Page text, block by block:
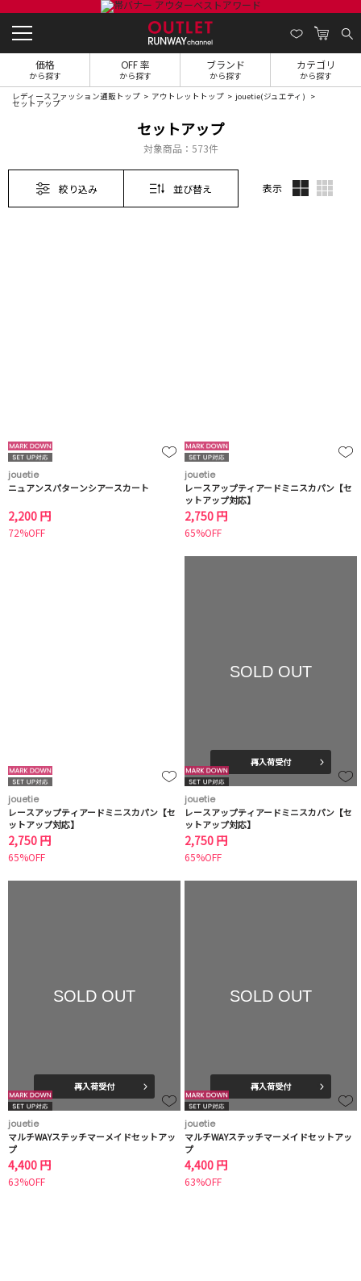
価格
から探す
OFF 率
から探す
ブランド
から探す
カテゴリ
から探す
レディースファッション通販トップ アウトレットトップ jouetie(ジュエティ)
セットアップ
セットアップ
対象商品： 573件
絞り込み 並び替え 表示
jouetie
ニュアンスパターンシアースカート
2,200 円
72%OFF
jouetie
レースアップティアードミニスカパン【セ
ットアップ対応】
2,750 円
65%OFF
jouetie
レースアップティアードミニスカパン【セ
ットアップ対応】
2,750 円
65%OFF
SOLD OUT
再入荷受付
jouetie
レースアップティアードミニスカパン【セ
ットアップ対応】
2,750 円
65%OFF
SOLD OUT
再入荷受付
jouetie
マルチWAYステッチマーメイドセットアッ
プ
4,400 円
63%OFF
SOLD OUT
再入荷受付
jouetie
マルチWAYステッチマーメイドセットアッ
プ
4,400 円
63%OFF